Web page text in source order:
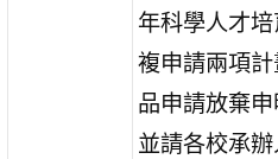
年科學人才
複申請兩項
品申請放棄
並請各校承